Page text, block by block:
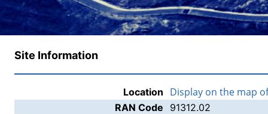
Site Information
Location Display on the map
RAN Code
91312.02